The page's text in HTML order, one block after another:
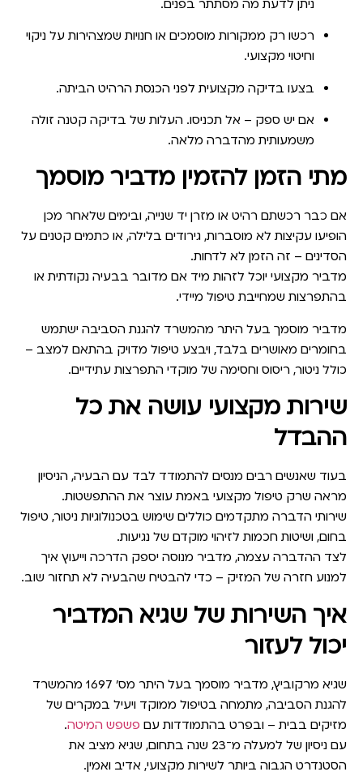
ניתן לדעת מה מסתתר בפנים.
רכשו רק ממקורות מוסמכים או חנויות שמצהירות על ניקוי
וחיטוי מקצועי.
בצעו בדיקה מקצועית לפני הכנסת הרהיט הביתה.
אם יש ספק – אל תכניסו. העלות של בדיקה קטנה זולה
משמעותית מהדברה מלאה.
מתי הזמן להזמין מדביר מוסמך
אם כבר רכשתם רהיט או מזרן יד שנייה, ובימים שלאחר מכן
הופיעו עקיצות לא מוסברות, גירודים בלילה, או כתמים קטנים על
הסדינים – זה הזמן לא לדחות.
מדביר מקצועי יוכל לזהות מיד אם מדובר בבעיה נקודתית או
בהתפרצות שמחייבת טיפול מיידי.
מדביר מוסמך בעל היתר מהמשרד להגנת הסביבה ישתמש
בחומרים מאושרים בלבד, ויבצע טיפול מדויק בהתאם למצב –
כולל ניטור, ריסוס וחסימה של מוקדי התפרצות עתידיים.
שירות מקצועי עושה את כל
ההבדל
בעוד שאנשים רבים מנסים להתמודד לבד עם הבעיה, הניסיון
מראה שרק טיפול מקצועי באמת עוצר את ההתפשטות.
שירותי הדברה מתקדמים כוללים שימוש בטכנולוגיות ניטור, טיפול
בחום, ושיטות חכמות לזיהוי מוקדם של נגיעות.
לצד ההדברה עצמה, מדביר מנוסה יספק הדרכה וייעוץ איך
למנוע חזרה של המזיק – כדי להבטיח שהבעיה לא תחזור שוב.
איך השירות של שגיא המדביר
יכול לעזור
שגיא מרקוביץ, מדביר מוסמך בעל היתר מס’ 1697 מהמשרד
להגנת הסביבה, מתמחה בטיפול ממוקד ויעיל במקרים של
מזיקים בבית – ובפרט בהתמודדות עם פשפש המיטה.
עם ניסיון של למעלה מ־23 שנה בתחום, שגיא מציב את
הסטנדרט הגבוה ביותר לשירות מקצועי, אדיב ואמין.